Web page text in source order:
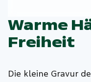
Warme
Freiheit
Die kleine Gravur